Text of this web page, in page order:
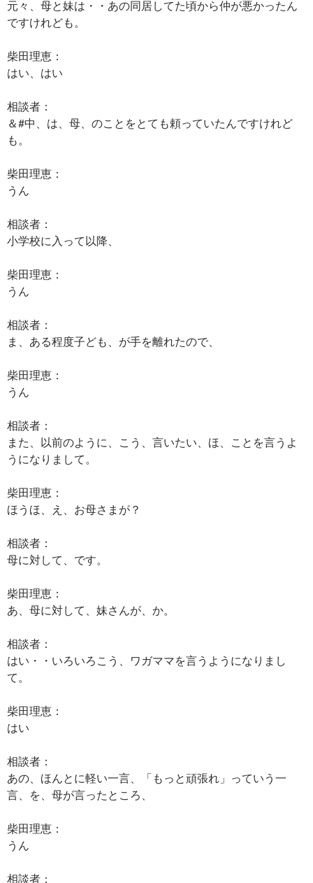
元々、母と妹は・・あの同居してた頃から仲が悪かったん
ですけれども。
柴田理恵：
はい、はい
相談者：
＆#中、は、母、のことをとても頼っていたんですけれど
も。
柴田理恵：
うん
相談者：
小学校に入って以降、
柴田理恵：
うん
相談者：
ま、ある程度子ども、が手を離れたので、
柴田理恵：
うん
相談者：
また、以前のように、こう、言いたい、ほ、ことを言うよ
うになりまして。
柴田理恵：
ほうほ、え、お母さまが？
相談者：
母に対して、です。
柴田理恵：
あ、母に対して、妹さんが、か。
相談者：
はい・・いろいろこう、ワガママを言うようになりまし
て。
柴田理恵：
はい
相談者：
あの、ほんとに軽い一言、「もっと頑張れ」っていう一
言、を、母が言ったところ、
柴田理恵：
うん
相談者：